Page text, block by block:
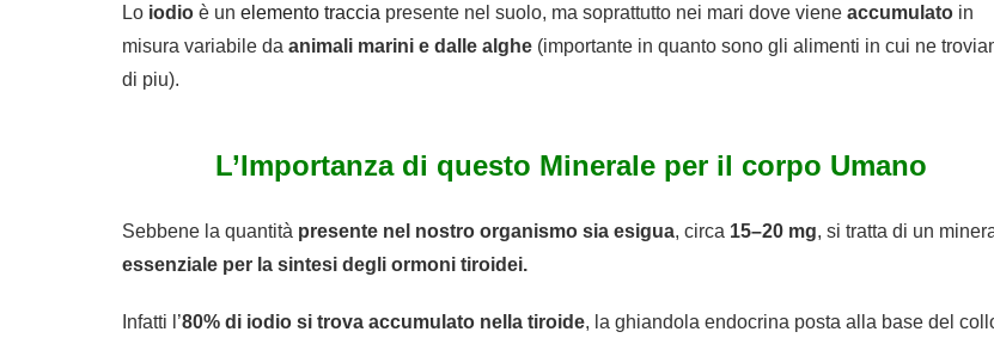
Lo iodio è un elemento traccia presente nel suolo, ma soprattutto nei mari dove viene accumulato in
misura variabile da animali marini e dalle alghe (importante in quanto sono gli alimenti in cui ne
di piu).
L’Importanza di questo Minerale per il corpo Umano
Sebbene la quantità presente nel nostro organismo sia esigua, circa 15–20 mg, si tratta di un
essenziale per la sintesi degli ormoni tiroidei.
Infatti l’80% di iodio si trova accumulato nella tiroide, la ghiandola endocrina posta alla base del